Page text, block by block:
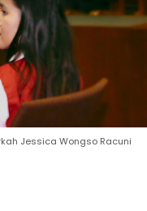
Jessica Wongso Racuni